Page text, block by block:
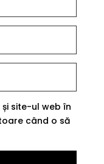
site-ul web în
când o să